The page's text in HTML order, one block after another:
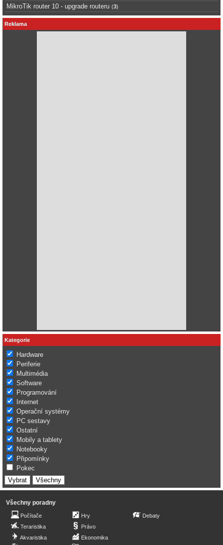
MikroTik router 10 - upgrade routeru (3)
Reklama
Kategorie
Hardware
Periferie
Multimédia
Software
Programování
Internet
Operační systémy
PC sestavy
Ostatní
Mobily a tablety
Notebooky
Připomínky
Pokec
Všechny poradny
Počítače
Teraristika
Akvaristika
Hry
Právo
Ekonomika
Debaty